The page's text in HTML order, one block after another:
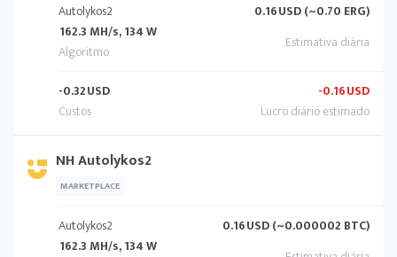
Autolykos2
162.3 MH/s, 134 W
0.16USD (~0.70 ERG)
-0.32USD -0.16USD
NH Autolykos2
MARKETPLACE
Autolykos2
162.3 MH/s, 134 W
0.16USD (~0.000002 BTC)